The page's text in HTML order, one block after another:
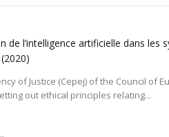
de l’intelligence artificielle dans les
(2020)
of Justice (Cepej) of the Council of
out ethical principles relating...